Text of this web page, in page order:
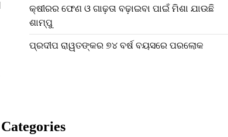
କ୍ଷୀରର ଫେଣ ଓ ଗାଢ଼ତା ବଢ଼ାଇବା ପାଇଁ ମିଶା ଯାଉଛି
ଶାମ୍ପୁ
ପ୍ରଦୀପ ରାୱତଙ୍କର ୭୪ ବର୍ଷ ବୟସରେ ପରଲୋକ
Categories